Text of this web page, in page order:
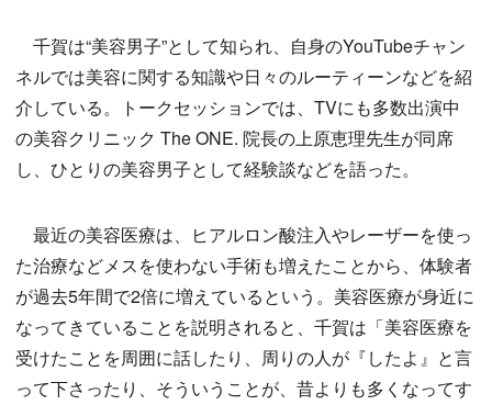
千賀は“美容男子”として知られ、自身のYouTubeチャン
ネルでは美容に関する知識や日々のルーティーンなどを紹
介している。トークセッションでは、TVにも多数出演中
の美容クリニック The ONE. 院長の上原恵理先生が同席
し、ひとりの美容男子として経験談などを語った。
最近の美容医療は、ヒアルロン酸注入やレーザーを使っ
た治療などメスを使わない手術も増えたことから、体験者
が過去5年間で2倍に増えているという。美容医療が身近に
なってきていることを説明されると、千賀は「美容医療を
受けたことを周囲に話したり、周りの人が『したよ』と言
って下さったり、そういうことが、昔よりも多くなってす